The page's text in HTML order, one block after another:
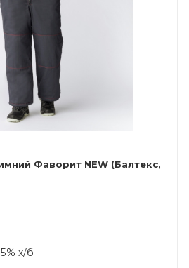
Фаворит NEW (Балтекс,
х/б